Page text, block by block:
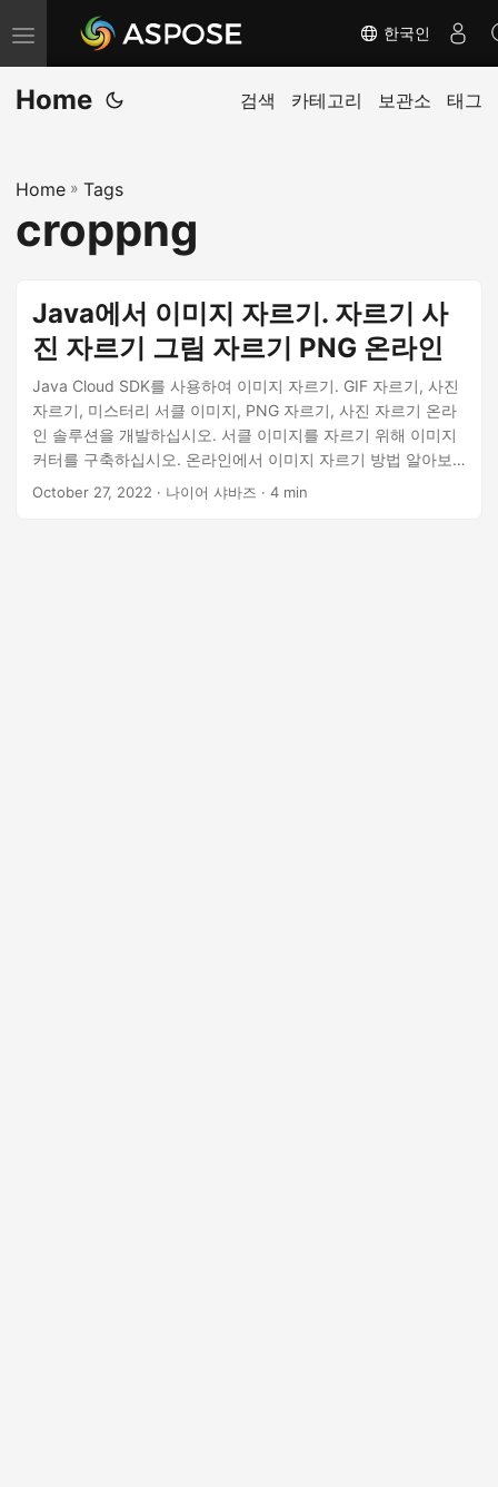
내
비
게
전
환
한국인
Home 검색 카테고리 보관소 태그
Home » Tags
croppng
Java에서 이미지 자르기. 자르기 사
진 자르기 그림 자르기 PNG 온라인
Java Cloud SDK를 사용하여 이미지 자르기. GIF 자르기, 사진
자르기, 미스터리 서클 이미지, PNG 자르기, 사진 자르기 온라
인 솔루션을 개발하십시오. 서클 이미지를 자르기 위해 이미지
커터를 구축하십시오. 온라인에서 이미지 자르기 방법 알아보
기
October 27, 2022 · 나이어 샤바즈 · 4 min